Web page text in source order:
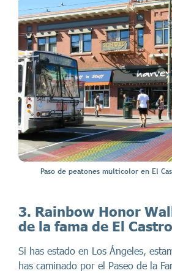
Paso de peatones multicolor en El
3. Rainbow Honor
de la fama de El Castro
Si has estado en Los Ángeles,
has caminado por el Paseo de la